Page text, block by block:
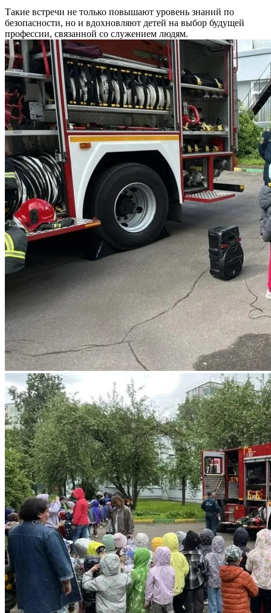
Такие встречи не только повышают уровень знаний по
безопасности, но и вдохновляют детей на выбор будущей
профессии, связанной со служением людям.